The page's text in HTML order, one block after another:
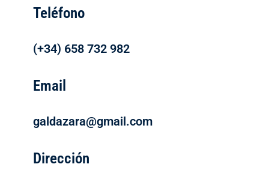
Teléfono
(+34) 658 732 982
Email
galdazara@gmail.com
Dirección